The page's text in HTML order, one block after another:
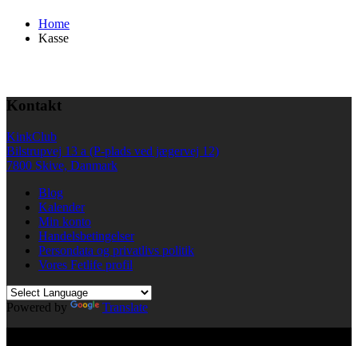
Home
Kasse
Kontakt
KinkClub
Bilstrupvej 13 a (P-plads ved jægervej 12)
7800 Skive, Danmark
Blog
Kalender
Min konto
Handelsbetingelser
Persondata og privatlivs politik
Vores Fetlife profil
Powered by
Translate